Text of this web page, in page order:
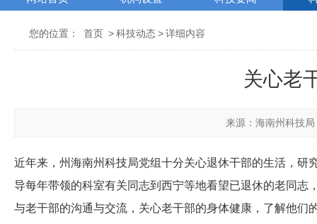
您的位置： 首页 >科技动态>详细内容
关心老
来源：海南州科技局
近年来，州海南州科技局党组十分关心退休干部的生活，
导每年带领的科室有关同志到西宁等地看望已退休的老同
与老干部的沟通与交流，关心老干部的身体健康，了解他